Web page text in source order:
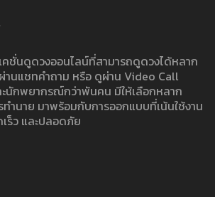
ชั่นดูดวงออนไลน์ที่สามารถดูดวงได้หลาก
านแชทคำถาม หรือ ดูผ่าน Video Call
นักพยากรณ์กว่าพันคน มีให้เลือกหลาก
ำนาย มาพร้อมกับการออกแบบที่เน้นใช้งาน
ร็ว และปลอดภัย